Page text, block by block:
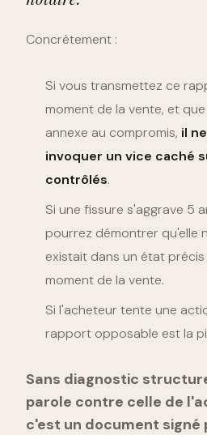
Concrètement :
Si vous transmettez ce
moment de la vente, et
annexe au compromis, il
invoquer un vice caché
contrôlés.
Si une fissure s'aggrave 5
pourrez démontrer qu'elle
existait dans un état
moment de la vente.
Si l'acheteur tente une
rapport opposable est la
Sans diagnostic
parole contre celle de
c'est un document signé